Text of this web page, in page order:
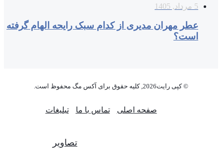
5 مرداد, 1405
عطر مهران مدیری از کدام سبک رایحه الهام گرفته
است؟
© کپی رایت2026, کلیه حقوق برای آکس مگ محفوظ است.
صفحه اصلی تماس با ما تبلیغات
تصاویر